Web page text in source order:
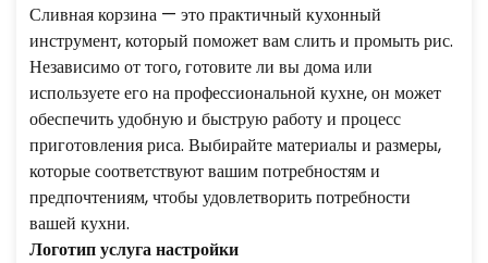
Сливная корзина — это практичный кухонный
инструмент, который поможет вам слить и промыть рис.
Независимо от того, готовите ли вы дома или
используете его на профессиональной кухне, он может
обеспечить удобную и быструю работу и процесс
приготовления риса. Выбирайте материалы и размеры,
которые соответствуют вашим потребностям и
предпочтениям, чтобы удовлетворить потребности
вашей кухни.
Логотипуслуга настройки